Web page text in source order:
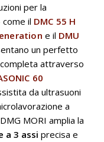
per la
come il DMC 55 H
e il DMU
un perfetto
attraverso
60
da ultrasuoni
a
MORI amplia la
a 3 assi precisa e